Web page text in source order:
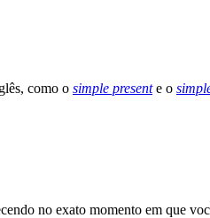
como o simple presente o
no exato momento em que